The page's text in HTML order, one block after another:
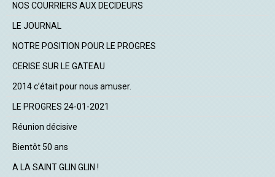
NOS COURRIERS AUX DECIDEURS
LE JOURNAL
NOTRE POSITION POUR LE PROGRES
CERISE SUR LE GATEAU
2014 c’était pour nous amuser.
LE PROGRES 24-01-2021
Réunion décisive
Bientôt 50 ans
A LA SAINT GLIN GLIN !